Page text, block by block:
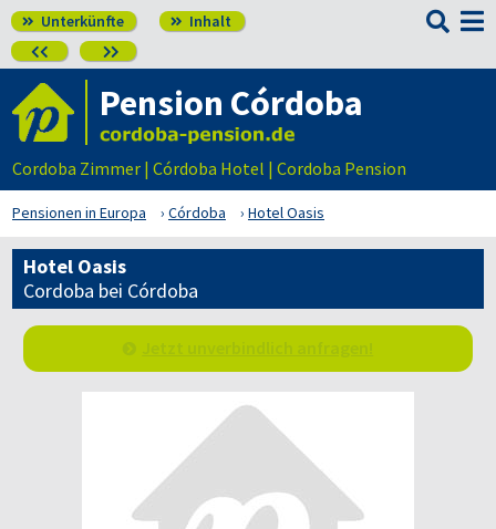
 Unterkünfte  Inhalt
 

Pension Córdoba
Cordoba Zimmer | Córdoba Hotel | Cordoba Pension
Pensionen in Europa Córdoba Hotel Oasis
Hotel Oasis
Cordoba bei Córdoba